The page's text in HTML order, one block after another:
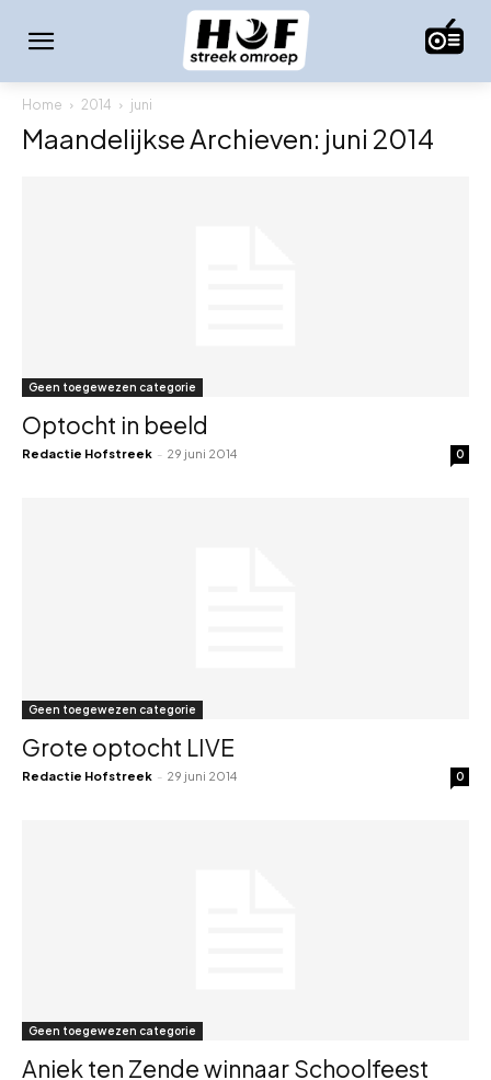
Home 2014 juni
Maandelijkse Archieven: juni 2014
Geen toegewezen categorie
Optocht in beeld
Redactie Hofstreek - 29 juni 2014 0
Geen toegewezen categorie
Grote optocht LIVE
Redactie Hofstreek - 29 juni 2014 0
Geen toegewezen categorie
Aniek ten Zende winnaar Schoolfeest